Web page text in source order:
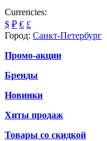
Currencies:
$ ₽ € £
Город: Санкт-Петербург
Промо-акции
Бренды
Новинки
Хиты продаж
Товары со скидкой